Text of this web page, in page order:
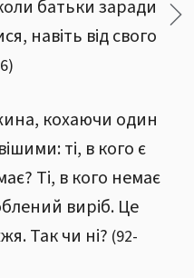
батьки заради
навіть від свого
)
кохаючи один
ті, в кого є
Ті, в кого немає
виріб. Це
Так чи ні? (92-